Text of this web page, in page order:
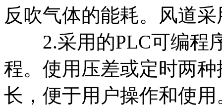
反吹气体的能耗。风道
2.采用的PLC可编程
程。使用压差或定时两
长，便于用户操作和使用